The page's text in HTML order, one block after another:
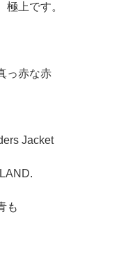
極上です。
っ赤な赤
Jacket
も